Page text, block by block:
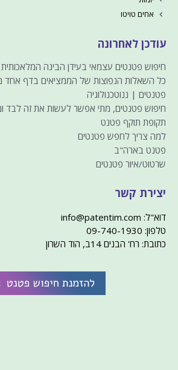
אחים טויטו
עודכן לאחרונה
חיפוש פטנטים עצמאי בעידן הבינה המלאכותית
כל השאלות הנפוצות של הממציאים בדף אחד
פטנטים | ננוטכנולוגיה
חיפוש פטנטים, מתי אפשר לעשות את זה לבד
תקופת תוקף פטנט
למה צריך לחפש פטנטים
פטנט בארה"ב
שרטוט/איור פטנטים
יצירת קשר
דוא"ל: info@patentim.com
טלפון: 09-740-1930
כתובת: רח' הבנים 14ב, הוד השרון